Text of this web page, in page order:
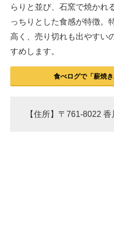
らりと並び、石窯で焼かれ
っちりとした食感が特徴。
高く、売り切れも出やすい
すめします。
食べログで「薪焼
【住所】〒761-8022